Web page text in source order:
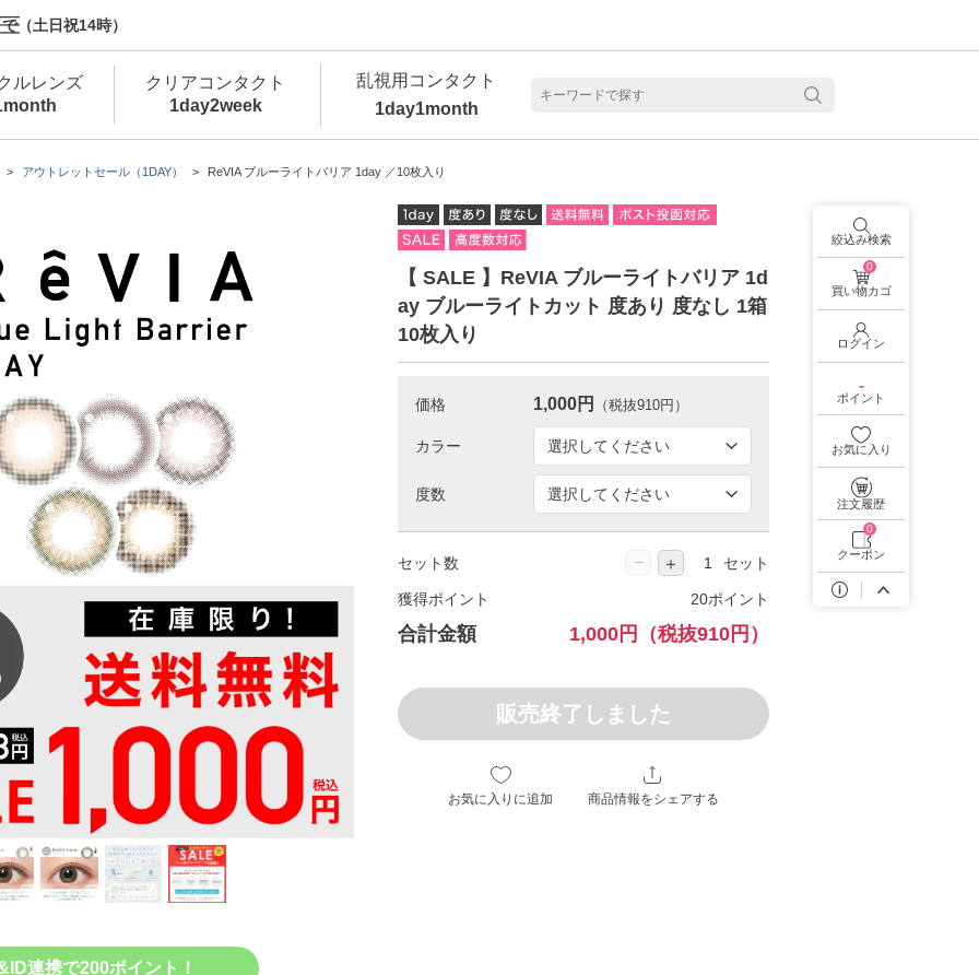
（土日祝14時）
アウトレットセール（1DAY） ReVIA ブルーライトバリア 1day ／10枚入り
【 SALE 】ReVIA ブルーライトバリア 1d
ay ブルーライトカット 度あり 度なし 1箱
10枚入り
価格 1,000円 （税抜910円）
カラー
度数
セット数 − ＋ セット
獲得ポイント 20ポイント
合計金額 1,000円 （税抜910円）
販売終了しました
お気に入りに追加 商品情報をシェアする
連携で200ポイント！
ルレンズ
クリアコンタクト
1day2week
乱視用コンタクト
1day1month
絞込み検索
0
買い物カゴ
ログイン
-
ポイント
お気に入り
注文履歴
0
クーポン
カラコン・サークルレンズ 1day 商品一覧を見る
乱視用カラコン 1day商品一覧を見る
遠近両用カラコン 1day商品一覧を見る
カラコン・サークルレンズ 2week商品一覧を見る
カラコン・サークルレンズ 1month商品一覧を見る
クリアコンタクトレンズ 1day 商品一覧を見る 乱視用カラコン 1day商品一覧を見る
クリアコンタクトレンズ 2week 商品一覧を見る
乱視用カラコン 1day商品一覧を見る
乱視用カラコン 1month商品一覧を見る